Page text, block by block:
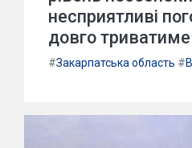
несприятливі
довго
#Закарпатська область #